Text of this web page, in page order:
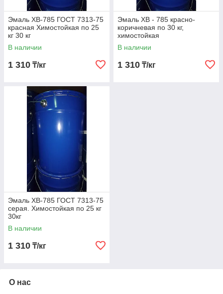
Эмаль ХВ-785 ГОСТ 7313-75
красная Химостойкая по 25
кг 30 кг
В наличии
1 310 ₸/кг
Эмаль ХВ - 785 красно-
коричневая по 30 кг,
химостойкая
В наличии
1 310 ₸/кг
Эмаль ХВ-785 ГОСТ 7313-75
серая. Химостойкая по 25 кг
30кг
В наличии
1 310 ₸/кг
О нас